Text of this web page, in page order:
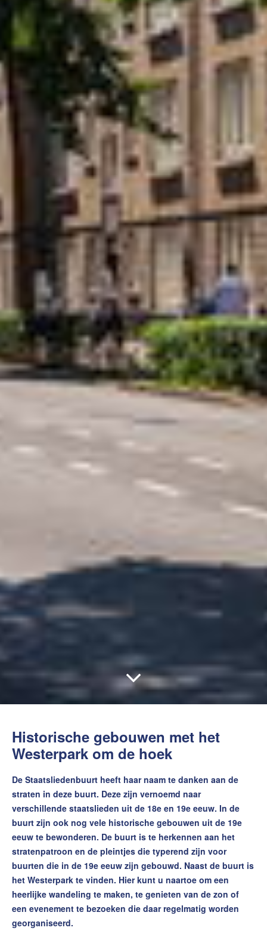
Historische gebouwen met het
Westerpark om de hoek
De Staatsliedenbuurt heeft haar naam te danken aan de
straten in deze buurt. Deze zijn vernoemd naar
verschillende staatslieden uit de 18e en 19e eeuw. In de
buurt zijn ook nog vele historische gebouwen uit de 19e
eeuw te bewonderen. De buurt is te herkennen aan het
stratenpatroon en de pleintjes die typerend zijn voor
buurten die in de 19e eeuw zijn gebouwd. Naast de buurt is
het Westerpark te vinden. Hier kunt u naartoe om een
heerlijke wandeling te maken, te genieten van de zon of
een evenement te bezoeken die daar regelmatig worden
georganiseerd.